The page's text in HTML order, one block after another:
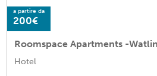
a partire da
200€
Roomspace Apartments -
Hotel